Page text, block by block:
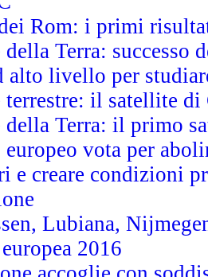
Rom: i primi
della Terra:
alto livello per
terrestre: il satellite
della Terra: il primo
europeo vota per
e creare condizioni
Lubiana,
2016